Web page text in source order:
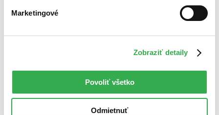
Marketingové
Zobraziť detaily
Povoliť všetko
Odmietnuť
Najdrahšie
Najlacnejšie
čítané
vyhovujúci zadaným podmienkam.